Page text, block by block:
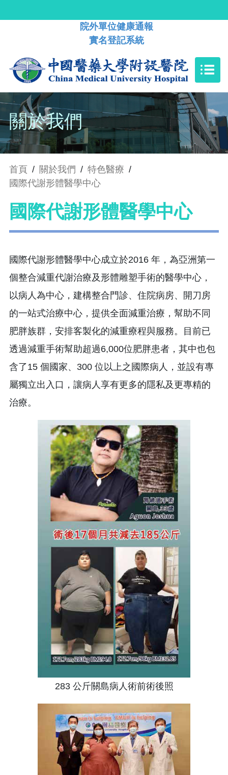
院外單位健康通報
實名登記系統
關於我們
首頁 / 關於我們 / 特色醫療 /
國際代謝形體醫學中心
國際代謝形體醫學中心
國際代謝形體醫學中心成立於2016 年，為亞洲第一
個整合減重代謝治療及形體雕塑手術的醫學中心，
以病人為中心，建構整合門診、住院病房、開刀房
的一站式治療中心，提供全面減重治療，幫助不同
肥胖族群，安排客製化的減重療程與服務。目前已
透過減重手術幫助超過6,000位肥胖患者，其中也包
含了15 個國家、300 位以上之國際病人，並設有專
屬獨立出入口，讓病人享有更多的隱私及更專精的
治療。
283 公斤關島病人術前術後照